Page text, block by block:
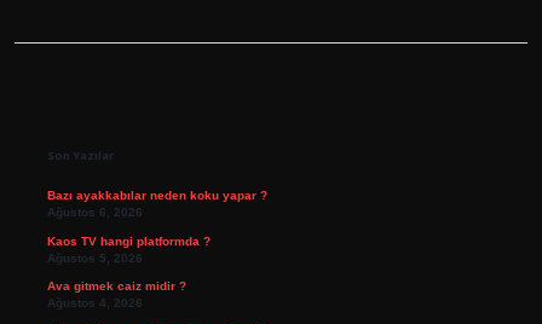
Son Yazılar
Bazı ayakkabılar neden koku yapar ?
Ağustos 6, 2026
Kaos TV hangi platformda ?
Ağustos 5, 2026
Ava gitmek caiz midir ?
Ağustos 4, 2026